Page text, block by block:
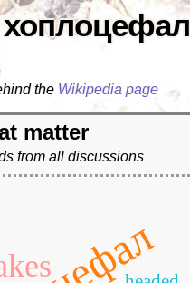
the Wikipedia page
matter
from all discussions